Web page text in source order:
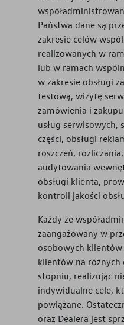
Państwa dane są
zakresie celów
realizowanych w
lub w ramach
w zakresie obsługi
testową, wizytę
zamówienia i
usług serwisowych,
części, obsługi
roszczeń,
audytowania
obsługi klienta,
kontroli jakości
Każdy ze
zaangażowany w
osobowych
klientów na różnych
stopniu, realizując
indywidualne cele,
powiązane.
oraz Dealera jest